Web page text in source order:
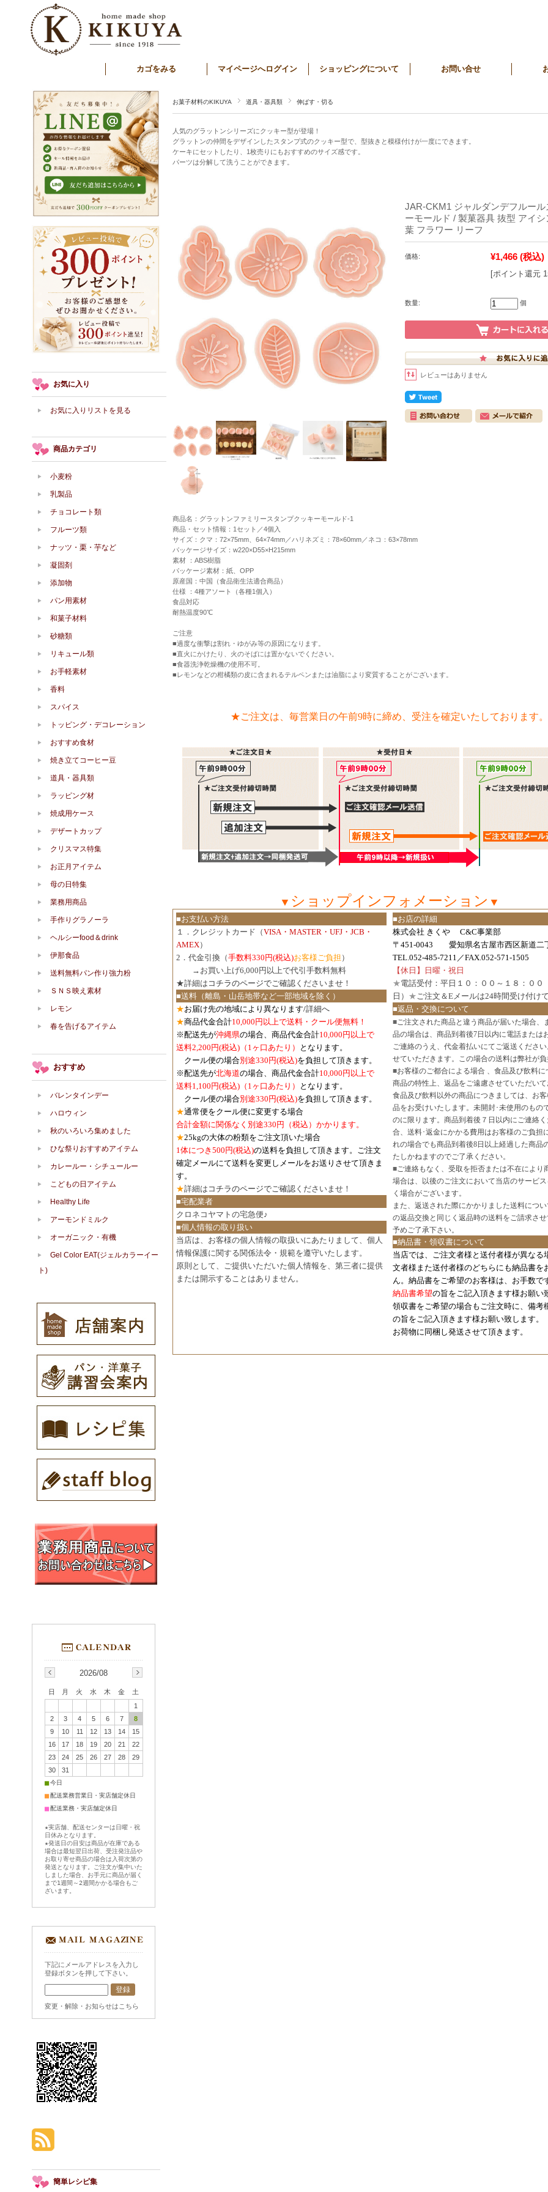
カゴをみる マイページへログイン ショッピングについて お問い合せ
お菓子材料のKIKUYA 道具・器具類 伸ばす・切る
人気のグラットンシリーズにクッキー型が登場！
グラットンの仲間をデザインしたスタンプ式のクッキー型で、型抜きと模様付けが一度にできます。
ケーキにセットしたり、1枚売りにもおすすめのサイズ感です。
パーツは分解して洗うことができます。
JAR-CKM1 ジャルダンデフルー
ーモールド / 製菓器具 抜型 アイ
葉 フラワー リーフ
価格: ¥1,466 (税込)
[ポイント還元
数量: 個
レビューはありません
商品名：グラットンファミリースタンプクッキーモールド-1
商品・セット情報：1セット／4個入
サイズ：クマ：72×75mm、64×74mm／ハリネズミ：78×60mm／ネコ：63×78mm
パッケージサイズ：w220×D55×H215mm
素材 ：ABS樹脂
パッケージ素材：紙、OPP
原産国：中国（食品衛生法適合商品）
仕様 ：4種アソート（各種1個入）
食品対応
耐熱温度90℃
ご注意
■過度な衝撃は割れ・ゆがみ等の原因になります。
■直火にかけたり、火のそばには置かないでください。
■食器洗浄乾燥機の使用不可。
■レモンなどの柑橘類の皮に含まれるテルペンまたは油脂により変質することがございます。
★ご注文は、毎営業日の午前9時に締め、受注を確定いたしております。
▼ ショップインフォメーション ▼
■お支払い方法
１．クレジットカード（VISA・MASTER・UFJ・JCB・
AMEX）
2．代金引換（手数料330円(税込)お客様ご負担 ）
→お買い上げ6,000円以上で代引手数料無料
★詳細は コチラのページでご確認 くださいませ！
■送料（離島・山岳地帯など一部地域を除く）
★お届け先の地域により異なります/詳細へ
★商品代金合計10,000円以上で送料・クール便無料！
※配送先が沖縄県の場合、商品代金合計10,000円以上で
送料2,200円(税込)（1ヶ口あたり）
となります。
クール便の場合別途330円(税込)を負担して頂きます。
※配送先が北海道の場合、商品代金合計10,000円以上で
送料1,100円(税込) （1ヶ口あたり）
となります。
クール便の場合別途330円(税込)を負担して頂きます。
★通常便をクール便に変更する場合
合計金額に関係なく別途330円（税込）かかります。
★25kgの大体の粉類をご注文頂いた場合
1体につき500円(税込)の送料を負担して頂きます。ご注文
確定メールにて送料を変更しメールをお送りさせて頂きま
す。
★詳細は コチラのページでご確認 くださいませ！
■宅配業者
クロネコヤマトの宅急便♪
■個人情報の取り扱い
当店は、お客様の個人情報の取扱いにあたりまして、個人
情報保護に関する関係法令・規範を遵守いたします。
原則として、ご提供いただいた個人情報を、第三者に提供
または開示することはありません。
■お店の詳細
株式会社 きくや C&C事業部
〒451-0043 愛知県名古屋市西区新道二
TEL.052-485-7211／FAX.052-571-1505
【休日】日曜・祝日
★電話受付：平日１０：００～１８：００
日） ★ご注文＆Eメールは24時間受け付け
■返品・交換について
■ご注文された商品と違う商品が届いた場合、
品の場合は、商品到着後7日以内に電話または
ご連絡のうえ、代金着払いにてご返送くださ
せていただきます。この場合の送料は弊社が
■お客様のご都合による場合 、食品及び飲料
商品の特性上、返品をご遠慮させていただい
食品及び飲料以外の商品につきましては、お
品をお受けいたします。未開封･未使用のもの
のに限ります。商品到着後７日以内にご連絡
合、送料･返金にかかる費用はお客様のご負担
れの場合でも商品到着後8日以上経過した商品
たしかねますのでご了承ください。
■ご連絡もなく、受取を拒否または不在により
場合は、以後のご注文において当店のサービ
く場合がございます。
また、返送された際にかかりました送料につ
の返品交換と同じく返品時の送料をご請求さ
予めご了承下さい。
■納品書・領収書について
当店では、ご注文者様と送付者様が異なる
文者様また送付者様のどちらにも納品書を
ん。納品書をご希望のお客様は、お手数で
納品書希望の旨をご記入頂きます様お願い
領収書をご希望の場合もご注文時に、備考
の旨をご記入頂きます様お願い致します。
お荷物に同梱し発送させて頂きます。
お気に入り
お気に入りリストを見る
商品カテゴリ
小麦粉
乳製品
チョコレート類
フルーツ類
ナッツ・栗・芋など
凝固剤
添加物
パン用素材
和菓子材料
砂糖類
リキュール類
お手軽素材
香料
スパイス
トッピング・デコレーション
おすすめ食材
焼き立てコーヒー豆
道具・器具類
ラッピング材
焼成用ケース
デザートカップ
クリスマス特集
お正月アイテム
母の日特集
業務用商品
手作りグラノーラ
ヘルシーfood＆drink
伊那食品
送料無料パン作り強力粉
ＳＮＳ映え素材
レモン
春を告げるアイテム
おすすめ
バレンタインデー
ハロウィン
秋のいろいろ集めました
ひな祭りおすすめアイテム
カレールー・シチュールー
こどもの日アイテム
Healthy Life
アーモンドミルク
オーガニック・有機
Gel Color EAT(ジェルカラーイー
ト)
2026/08
日 月 火 水 木 金
土
1
2
3 4 5 6 7
8
9
10 11 12 13 14
15
16
17 18 19 20 21
22
23
24 25 26 27 28
29
30
31
■今日
■配送業務営業日・実店舗定休日
■配送業務・実店舗定休日
★実店舗、配送センターは日曜・祝
日休みとなります。
★発送日の目安は商品が在庫である
場合は最短翌日出荷、受注発注品や
お取り寄せ商品の場合は入荷次第の
発送となります。ご注文が集中いた
しました場合、お手元に商品が届く
まで1週間～2週間かかる場合もご
ざいます。
下記にメールアドレスを入力し
登録ボタンを押して下さい。
変更・解除・お知らせはこちら
簡単レシピ集